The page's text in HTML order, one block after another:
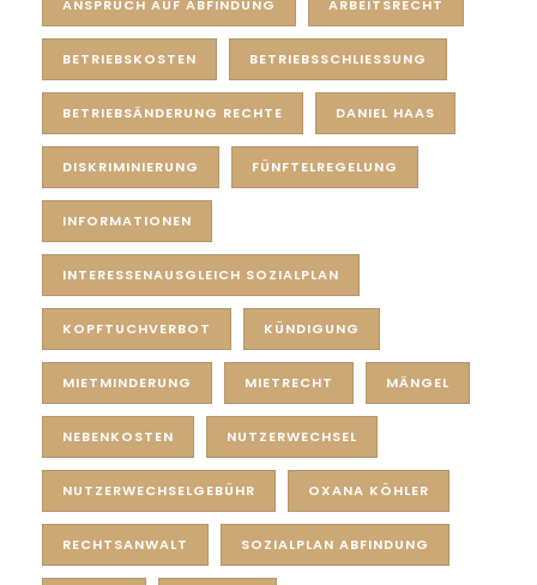
ANSPRUCH AUF ABFINDUNG ARBEITSRECHT
BETRIEBSKOSTEN BETRIEBSSCHLIESSUNG
BETRIEBSÄNDERUNG RECHTE DANIEL HAAS
DISKRIMINIERUNG FÜNFTELREGELUNG
INFORMATIONEN
INTERESSENAUSGLEICH SOZIALPLAN
KOPFTUCHVERBOT KÜNDIGUNG
MIETMINDERUNG MIETRECHT MÄNGEL
NEBENKOSTEN NUTZERWECHSEL
NUTZERWECHSELGEBÜHR OXANA KÖHLER
RECHTSANWALT SOZIALPLAN ABFINDUNG